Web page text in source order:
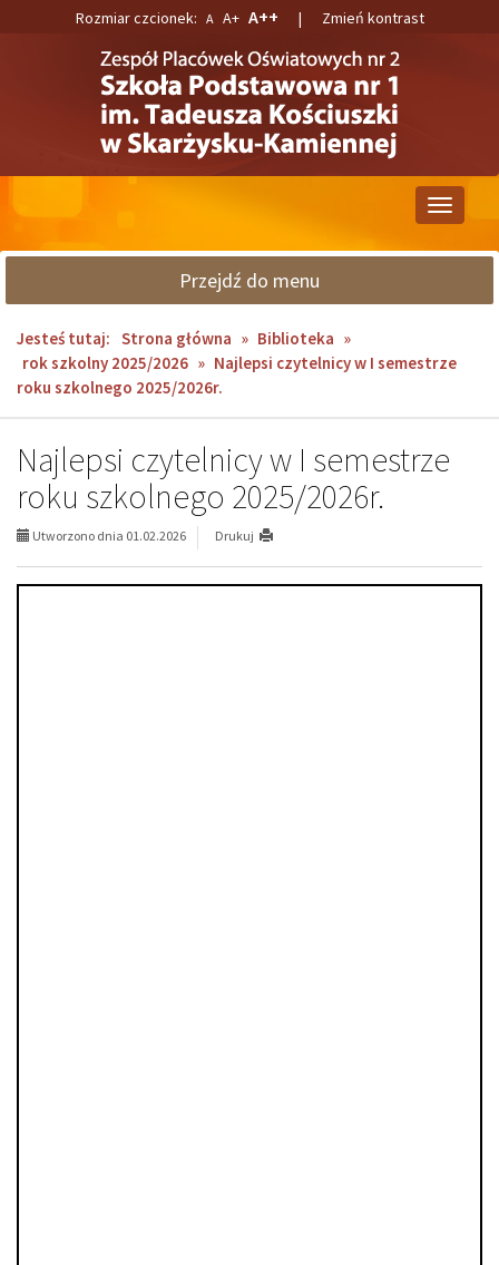
Rozmiar czcionek: A A+ A++ | Zmień kontrast
Przełącz
Przejdź do menu
Jesteś tutaj: Strona główna » Biblioteka »
rok szkolny 2025/2026 » Najlepsi czytelnicy w I semestrze
roku szkolnego 2025/2026r.
Najlepsi czytelnicy w I semestrze
roku szkolnego 2025/2026r.
Utworzono dnia 01.02.2026 Drukuj